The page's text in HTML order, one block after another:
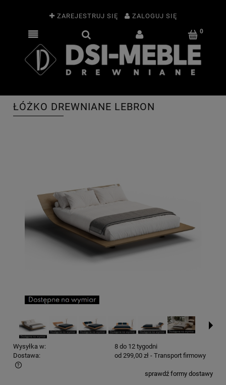
ZAREJESTRUJ SIĘ ZALOGUJ SIĘ
ŁÓŻKO DREWNIANE LEBRON
Wysyłka w:
8 do 12 tygodni
Dostawa:
od 299,00 zł - Transport firmowy
Cena nie zawiera ewentualnych kosztów płatnościsprawdź formy dostawy